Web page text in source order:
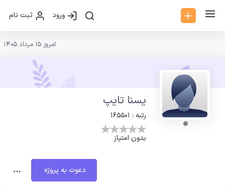
ورود ثبت نام
امروز 15 مرداد 1405
یسنا تایپ
رتبه : 165501
بدون امتیاز
دعوت به پروژه